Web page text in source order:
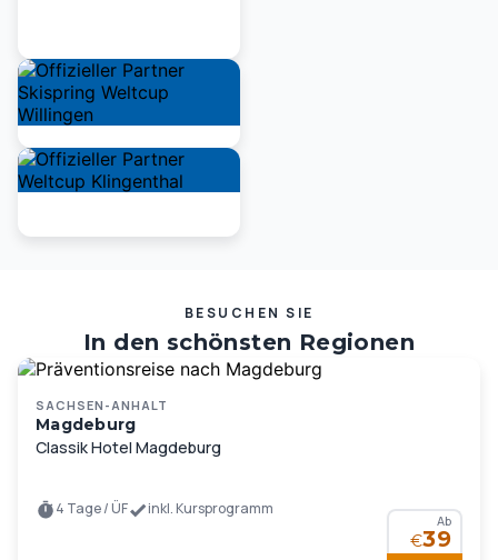
BESUCHEN SIE
In den schönsten Regionen
Deutschlands und Europas …
Ab
€39
SACHSEN-ANHALT
Magdeburg
Classik Hotel Magdeburg
4 Tage / ÜF inkl. Kursprogramm